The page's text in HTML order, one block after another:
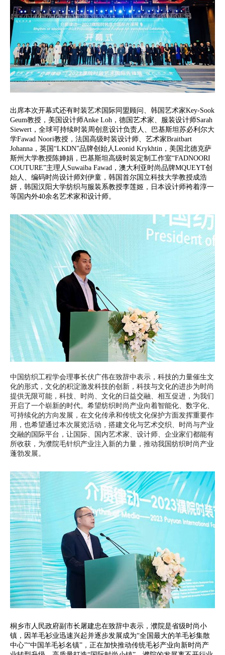
出席本次开幕式还有时装艺术国际同盟顾问、韩国艺术家Key-Sook
Geum教授，美国设计师Anke Loh，德国艺术家、服装设计师Sarah
Siewert，全球可持续时装周创意设计负责人、巴基斯坦苏必利尔大
学Fawad Noori教授，法国高级时装设计师、艺术家Braitbart
Johanna，英国“LKDN”品牌创始人Leonid Krykhtin，美国北德克萨
斯州大学教授陈婵娟，巴基斯坦高级时装定制工作室“FADNOORI
COUTURE”主理人Suwaiba Fawad，澳大利亚时尚品牌MQUEYT创
始人、编码时尚设计师刘伊童，韩国首尔国立科技大学教授成浩
妍，韩国汉阳大学纺织与服装系教授李莲姬，日本设计师袴着淳一
等国内外40余名艺术家和设计师。
中国纺织工程学会理事长伏广伟在致辞中表示，科技的力量催生文
化的形式，文化的积淀激发科技的创新，科技与文化的进步为时尚
提供无限可能，科技、时尚、文化的日益交融、相互促进，为我们
开启了一个崭新的时代。希望纺织时尚产业向着智能化、数字化、
可持续化的方向发展，在文化传承和传统文化保护方面发挥重要作
用，也希望通过本次展览活动，搭建文化与艺术交织、时尚与产业
交融的国际平台，让国际、国内艺术家、设计师、企业家们都能有
所收获，为濮院毛针织产业注入新的力量，推动我国纺织时尚产业
蓬勃发展。
桐乡市人民政府副市长屠建忠在致辞中表示，濮院是省级时尚小
镇，因羊毛衫业迅速兴起并逐步发展成为“全国最大的羊毛衫集散
中心”“中国羊毛衫名镇”，正在加快推动传统毛衫产业向新时尚产